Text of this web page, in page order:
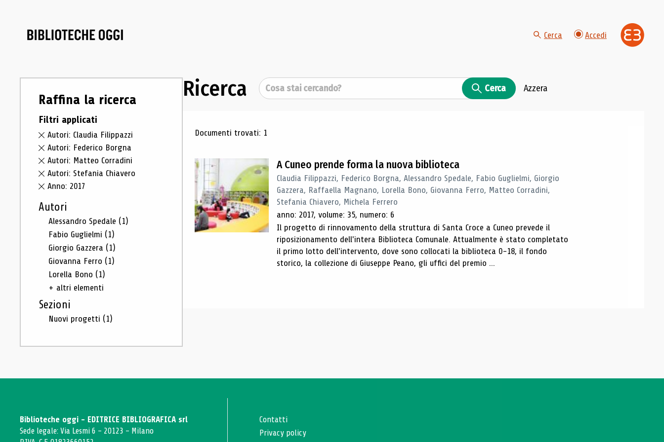
Cerca Accedi
Raffina la ricerca
Filtri applicati
Autori: Claudia Filippazzi
Autori: Federico Borgna
Autori: Matteo Corradini
Autori: Stefania Chiavero
Anno: 2017
Autori
Alessandro Spedale (1)
Fabio Guglielmi (1)
Giorgio Gazzera (1)
Giovanna Ferro (1)
Lorella Bono (1)
+ altri elementi
Sezioni
Nuovi progetti (1)
Ricerca Cerca Cerca Azzera
Risultati di ricerca
Documenti trovati: 1
A Cuneo prende forma la nuova biblioteca
Claudia Filippazzi, Federico Borgna, Alessandro Spedale, Fabio Guglielmi, Giorgio
Gazzera, Raffaella Magnano, Lorella Bono, Giovanna Ferro, Matteo Corradini,
Stefania Chiavero, Michela Ferrero
anno: 2017, volume: 35, numero: 6
Il progetto di rinnovamento della struttura di Santa Croce a Cuneo prevede il
riposizionamento dell'intera Biblioteca Comunale. Attualmente è stato completato
il primo lotto dell'intervento, dove sono collocati la biblioteca 0-18, il fondo
storico, la collezione di Giuseppe Peano, gli uffici del premio ...
Biblioteche oggi - EDITRICE BIBLIOGRAFICA srl
Sede legale: Via Lesmi 6 - 20123 - Milano
Contatti
Privacy policy